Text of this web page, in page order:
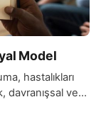
Model
hastalıkları
davranışsal ve